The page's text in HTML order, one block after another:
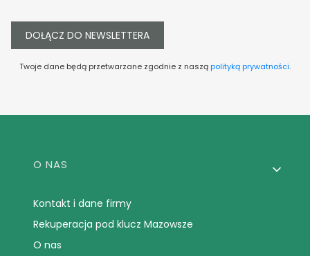
DOŁĄCZ DO NEWSLETTERA
Twoje dane będą przetwarzane zgodnie z nasząpolityką prywatności.
Linki w stopce
O NAS
Kontakt i dane firmy
Rekuperacja pod klucz Mazowsze
O nas